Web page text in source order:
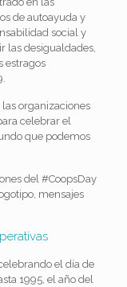
de autoayuda y
social y
las desigualdades,
estragos
las organizaciones
celebrar el
que podemos
del #CoopsDay
mensajes
el día de
1995, el año del